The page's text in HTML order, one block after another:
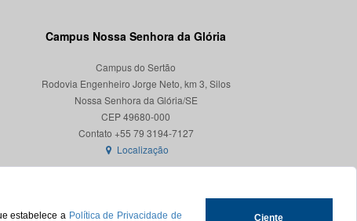
estabelece a Política de Privacidade de Ciente
Campus Nossa Senhora da Glória
Campus do Sertão
Rodovia Engenheiro Jorge Neto, km 3, Silos
Nossa Senhora da Glória/SE
CEP 49680-000
Contato +55 79 3194-7127
Localização